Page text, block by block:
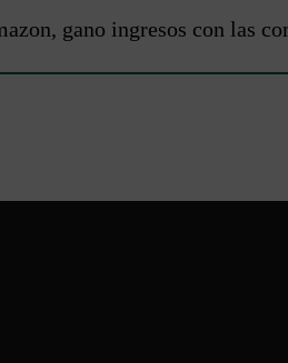
gano ingresos con las